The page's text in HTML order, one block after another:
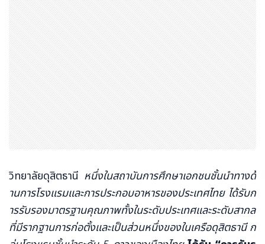
วิทยาลัยดุสิตธานี หนึ่งในสถาบันการศึกษาเอกชนชั้นนำทางด้
านการโรงแรมและการประกอบอาหารของประเทศไทย ได้รับก
ารรับรองมาตรฐานคุณภาพทั้งในระดับประเทศและระดับสากล
ที่มีรากฐานการก่อตั้งและเป็นส่วนหนึ่งของในเครือดุสิตธานี ก